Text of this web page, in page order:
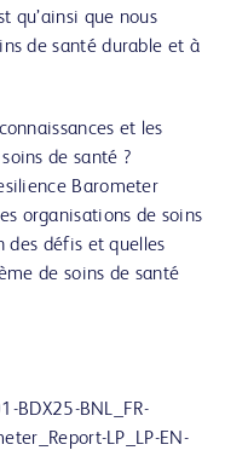
qu’ainsi que nous
de santé durable et à
et les
de santé ?
Barometer
organisations de soins
des défis et quelles
de soins de santé
BDX25-BNL_FR-
LP_LP-EN-